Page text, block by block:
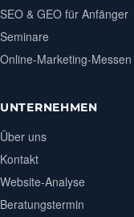
SEO & GEO für Anfänger
Seminare
Online-Marketing-Messen
UNTERNEHMEN
Über uns
Kontakt
Website-Analyse
Beratungstermin